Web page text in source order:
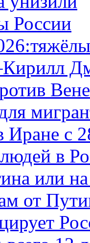
России
Иране с
в
или
от